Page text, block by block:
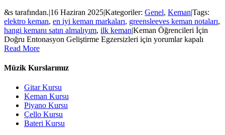
&s tarafından.|16 Haziran 2025|Kategoriler: Genel, Keman|Tags:
elektro keman, en iyi keman markaları, greensleeves keman notaları,
hangi kemanı satın almalıyım, ilk keman|Keman Öğrencileri İçin
Doğru Entonasyon Geliştirme Egzersizleri için yorumlar kapalı
Read More
Müzik Kurslarımız
Gitar Kursu
Keman Kursu
Piyano Kursu
Çello Kursu
Bateri Kursu